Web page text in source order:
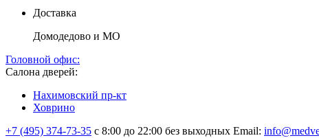
Доставка
Домодедово и МО
Головной офис:
Салона дверей:
Нахимовский пр-кт
Ховрино
+7 (495) 374-73-35 с 8:00 до 22:00 без выходных Email: